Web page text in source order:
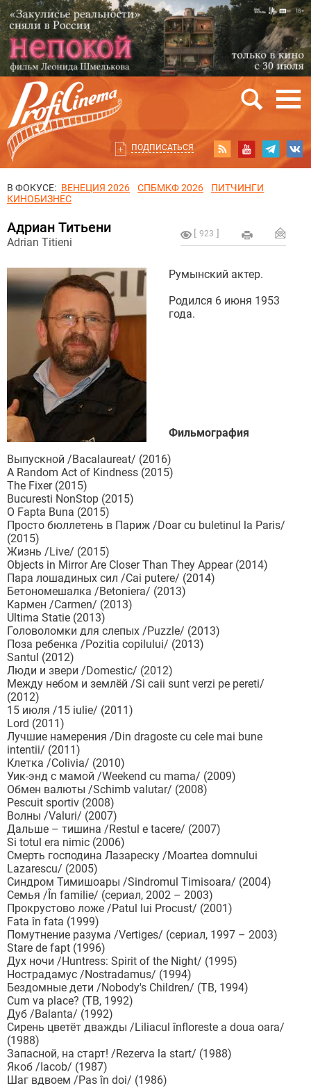
ПОДПИСАТЬСЯ
В ФОКУСЕ: ВЕНЕЦИЯ 2026 СПБМКФ 2026
ПИТЧИНГИ
КИНОБИЗНЕС
923
Адриан Титьени
Adrian Titieni
Румынский актер.
Родился 6 июня 1953
года.
Фильмография
Выпускной /Bacalaureat/ (2016)
A Random Act of Kindness (2015)
The Fixer (2015)
Bucuresti NonStop (2015)
O Fapta Buna (2015)
Просто бюллетень в Париж /Doar cu buletinul la Paris/
(2015)
Жизнь /Live/ (2015)
Objects in Mirror Are Closer Than They Appear (2014)
Пара лошадиных сил /Cai putere/ (2014)
Бетономешалка /Betoniera/ (2013)
Кармен /Carmen/ (2013)
Ultima Statie (2013)
Головоломки для слепых /Puzzle/ (2013)
Поза ребенка /Pozitia copilului/ (2013)
Santul (2012)
Люди и звери /Domestic/ (2012)
Между небом и землёй /Si caii sunt verzi pe pereti/
(2012)
15 июля /15 iulie/ (2011)
Lord (2011)
Лучшие намерения /Din dragoste cu cele mai bune
intentii/ (2011)
Клетка /Colivia/ (2010)
Уик-энд с мамой /Weekend cu mama/ (2009)
Обмен валюты /Schimb valutar/ (2008)
Pescuit sportiv (2008)
Волны /Valuri/ (2007)
Дальше – тишина /Restul e tacere/ (2007)
Si totul era nimic (2006)
Смерть господина Лазареску /Moartea domnului
Lazarescu/ (2005)
Синдром Тимишоары /Sindromul Timisoara/ (2004)
Семья /În familie/ (сериал, 2002 – 2003)
Прокрустово ложе /Patul lui Procust/ (2001)
Fata în fata (1999)
Помутнение разума /Vertiges/ (сериал, 1997 – 2003)
Stare de fapt (1996)
Дух ночи /Huntress: Spirit of the Night/ (1995)
Нострадамус /Nostradamus/ (1994)
Бездомные дети /Nobody's Children/ (ТВ, 1994)
Cum va place? (ТВ, 1992)
Дуб /Balanta/ (1992)
Сирень цветёт дважды /Liliacul înfloreste a doua oara/
(1988)
Запасной, на старт! /Rezerva la start/ (1988)
Якоб /Iacob/ (1987)
Шаг вдвоем /Pas în doi/ (1986)